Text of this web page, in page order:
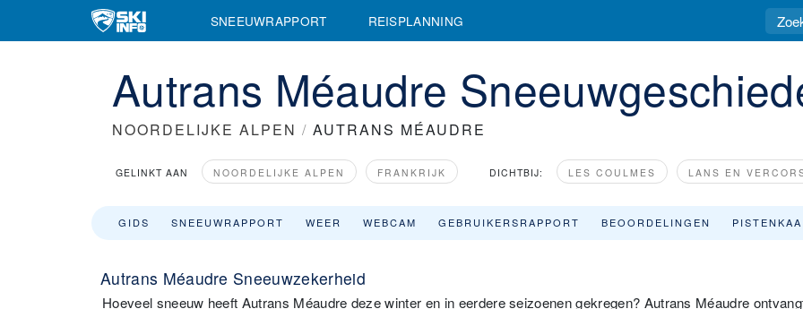
SNEEUWRAPPORT REISPLANNING
Autrans Méaudre
NOORDELIJKE ALPEN / AUTRANS MÉAUDRE
GELINKT AAN NOORDELIJKE ALPEN FRANKRIJK DICHTBIJ: LES COULMES LANS EN
GIDS SNEEUWRAPPORT WEER WEBCAM GEBRUIKERSRAPPORT BEOORDELINGEN
Autrans Méaudre Sneeuwzekerheid
Hoeveel sneeuw heeft Autrans Méaudre deze winter en in eerdere seizoenen gekregen? Autrans Méaudre